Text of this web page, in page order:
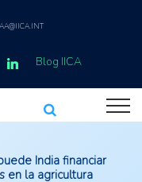
Blog IICA
India financiar
en la agricultura